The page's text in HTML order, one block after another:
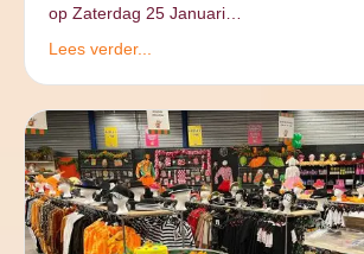
op Zaterdag 25 Januari…
Lees verder...